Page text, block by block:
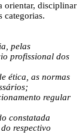
orientar, disciplinar
categorias.
pelas
profissional dos
ética, as normas
regular
constatada
respectivo